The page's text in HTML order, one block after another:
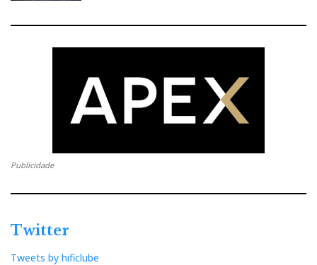
Publicidade
Twitter
Tweets by hificlube